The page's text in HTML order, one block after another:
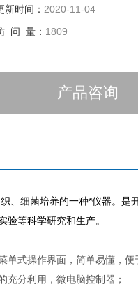
新时间： 2020-11-04
问 量： 1809
产品咨询
、细菌培养的一种*仪器。是
验等科学研究和生产。
式操作界面，简单易懂，便
分利用，微电脑控制器；